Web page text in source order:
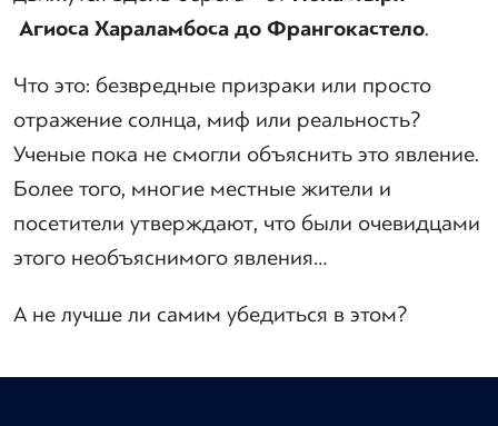
Агиоса Хараламбоса до Франгокастело.
Что это: безвредные призраки или просто
отражение солнца, миф или реальность?
Ученые пока не смогли объяснить это явление.
Более того, многие местные жители и
посетители утверждают, что были очевидцами
этого необъяснимого явления…
А не лучше ли самим убедиться в этом?